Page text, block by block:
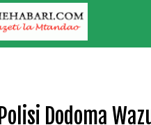
Polisi Dodoma